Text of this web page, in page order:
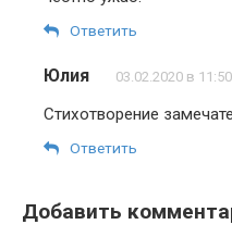
Ответить
Юлия 03.02.2020 в 11:50
Стихотворение
Ответить
Добавить